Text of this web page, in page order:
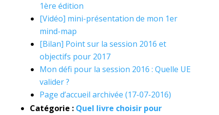
1ère édition
[Vidéo] mini-présentation de mon 1er
mind-map
[Bilan] Point sur la session 2016 et
objectifs pour 2017
Mon défi pour la session 2016 : Quelle UE
valider ?
Page d’accueil archivée (17-07-2016)
Catégorie : Quel livre choisir pour